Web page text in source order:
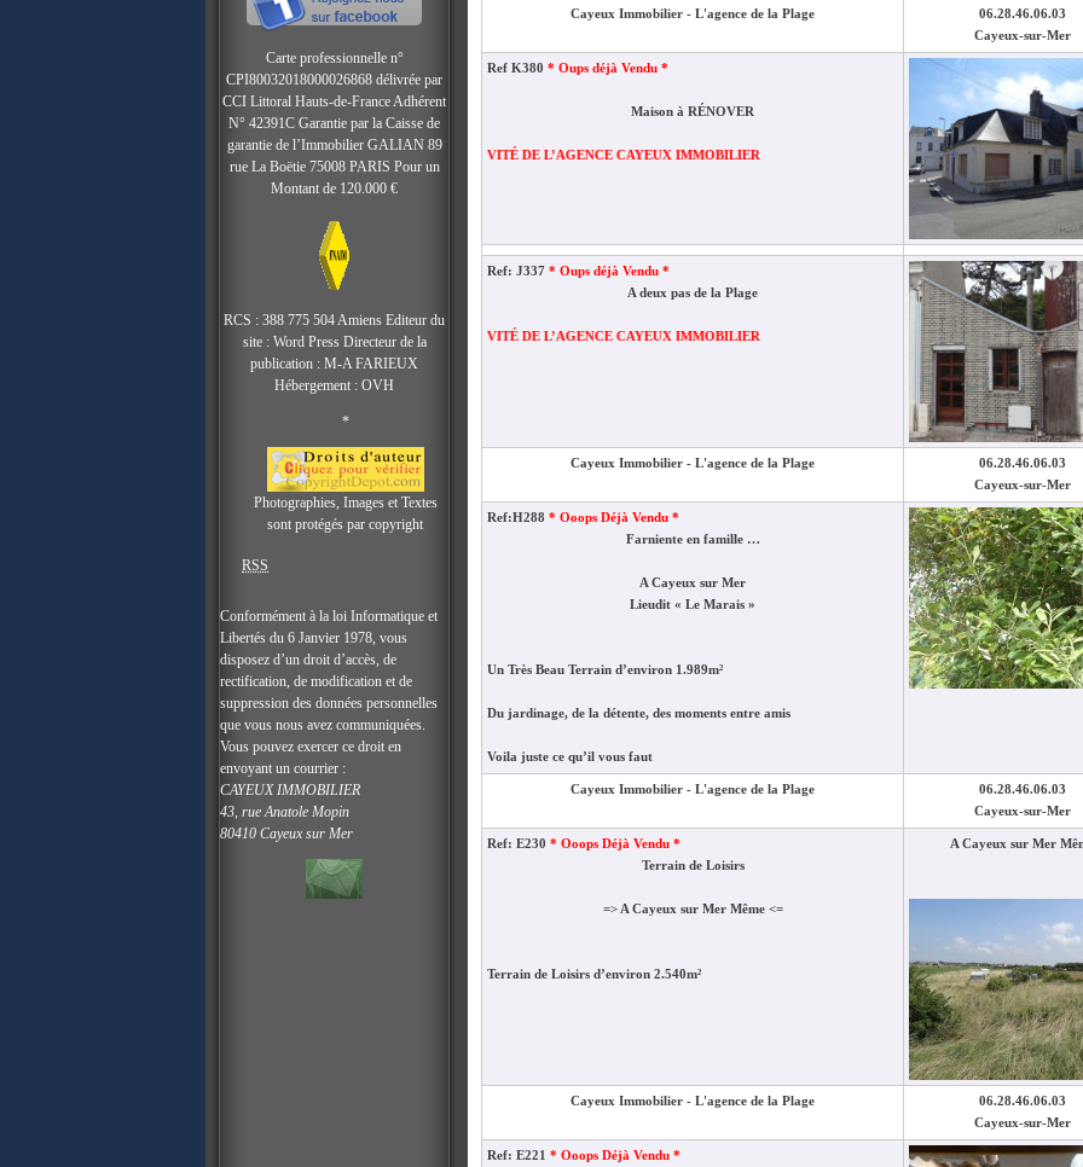
Carte professionnelle n°
CPI80032018000026868 délivrée par
CCI Littoral Hauts-de-France Adhérent
N° 42391C Garantie par la Caisse de
garantie de l’Immobilier GALIAN 89
rue La Boëtie 75008 PARIS Pour un
Montant de 120.000 €
RCS : 388 775 504 Amiens Editeur du
site : Word Press Directeur de la
publication : M-A FARIEUX
Hébergement : OVH
*
Photographies, Images et Textes
sont protégés par copyright
RSS
Conformément à la loi Informatique et
Libertés du 6 Janvier 1978, vous
disposez d’un droit d’accès, de
rectification, de modification et de
suppression des données personnelles
que vous nous avez communiquées.
Vous pouvez exercer ce droit en
envoyant un courrier :
CAYEUX IMMOBILIER
43, rue Anatole Mopin
80410 Cayeux sur Mer
Cayeux Immobilier - L'agence de la Plage
06.28.46.06.03
Cayeux-sur-Mer
Ref K380 * Oups déjà Vendu *
Maison à RÉNOVER
EXCLUSIVITÉ DE L’AGENCE CAYEUX IMMOBILIER
Ref: J337 * Oups déjà Vendu *
A deux pas de la Plage
EXCLUSIVITÉ DE L’AGENCE CAYEUX IMMOBILIER
Cayeux Immobilier - L'agence de la Plage
06.28.46.06.03
Cayeux-sur-Mer
Ref:H288 * Ooops Déjà Vendu *
Farniente en famille …
A Cayeux sur Mer
Lieudit « Le Marais »
Un Très Beau Terrain d’environ 1.989m²
Du jardinage, de la détente, des moments entre amis
Voila juste ce qu’il vous faut
Cayeux Immobilier - L'agence de la Plage
06.28.46.06.03
Cayeux-sur-Mer
Ref: E230 * Ooops Déjà Vendu *
Terrain de Loisirs
=> A Cayeux sur Mer Même <=
Terrain de Loisirs d’environ 2.540m²
A Cayeux sur Mer
Cayeux Immobilier - L'agence de la Plage
06.28.46.06.03
Cayeux-sur-Mer
Ref: E221 * Ooops Déjà Vendu *